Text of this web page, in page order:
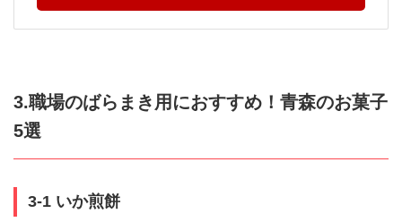
3.職場のばらまき用におすすめ！青森のお菓子
5選
3-1 いか煎餅